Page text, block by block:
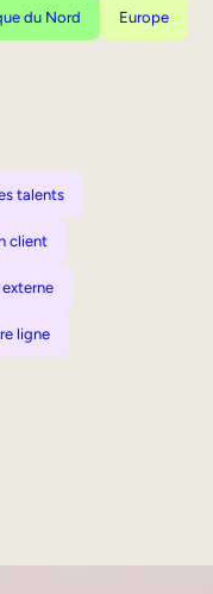
du Nord Europe
talents
client
ligne